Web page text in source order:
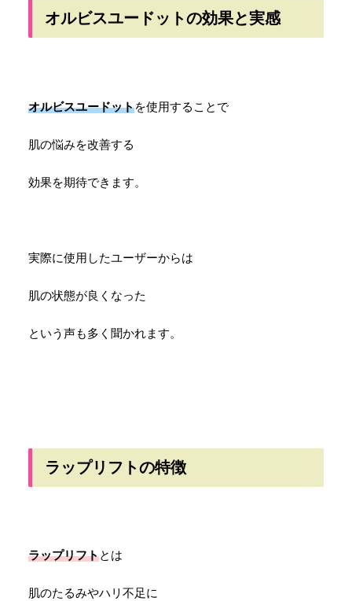
オルビスユードットの効果と実感
オルビスユードットを使用することで
肌の悩みを改善する
効果を期待できます。
実際に使用したユーザーからは
肌の状態が良くなった
という声も多く聞かれます。
ラップリフトの特徴
ラップリフトとは
肌のたるみやハリ不足に